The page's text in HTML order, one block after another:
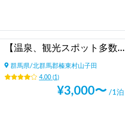
【温泉、観光スポット多数！！関越自動車道からアクセス良好♪】多目的スタジオ月兎園 駐車場
群馬県/北群馬郡榛東村山子田
4.00(1 )
¥3,000〜 /1泊